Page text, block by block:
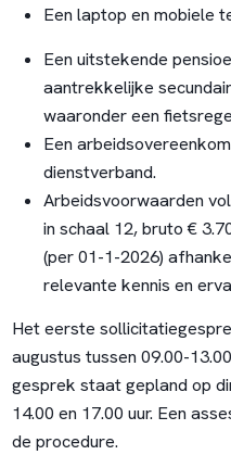
Een laptop en mobiele
Een uitstekende
aantrekkelijke
waaronder een
Een
dienstverband.
Arbeidsvoorwaarden
in schaal 12, bruto €
(per 01-1-2026)
relevante kennis en
Het eerste
augustus tussen 09.00-
gesprek staat gepland op
14.00 en 17.00 uur. Een
de procedure.